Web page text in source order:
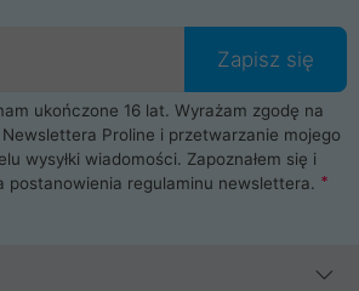
Zapisz się
ukończone 16 lat. Wyrażam zgodę na
Proline i przetwarzanie mojego
wysyłki wiadomości. Zapoznałem się i
postanowienia regulaminu newslettera.